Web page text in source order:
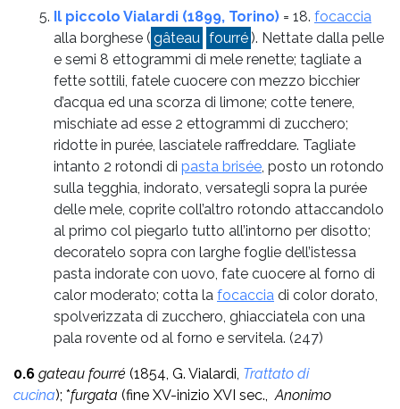
Il piccolo Vialardi (1899, Torino) = 18. focaccia
alla borghese ( gâteau fourré ). Nettate dalla pelle
e semi 8 ettogrammi di mele renette; tagliate a
fette sottili, fatele cuocere con mezzo bicchier
d’acqua ed una scorza di limone; cotte tenere,
mischiate ad esse 2 ettogrammi di zucchero;
ridotte in purée, lasciatele raffreddare. Tagliate
intanto 2 rotondi di pasta brisée, posto un rotondo
sulla tegghia, indorato, versategli sopra la purée
delle mele, coprite coll’altro rotondo attaccandolo
al primo col piegarlo tutto all’intorno per disotto;
decoratelo sopra con larghe foglie dell’istessa
pasta indorate con uovo, fate cuocere al forno di
calor moderato; cotta la focaccia di color dorato,
spolverizzata di zucchero, ghiacciatela con una
pala rovente od al forno e servitela. (247)
0.6 gateau fourré (1854, G. Vialardi, Trattato di
cucina); *furgata (fine XV-inizio XVI sec.,Anonimo